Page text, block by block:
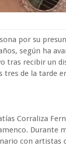
por su
según ha
tras recibir un
tres de la tarde
Corraliza
Durante
con artistas